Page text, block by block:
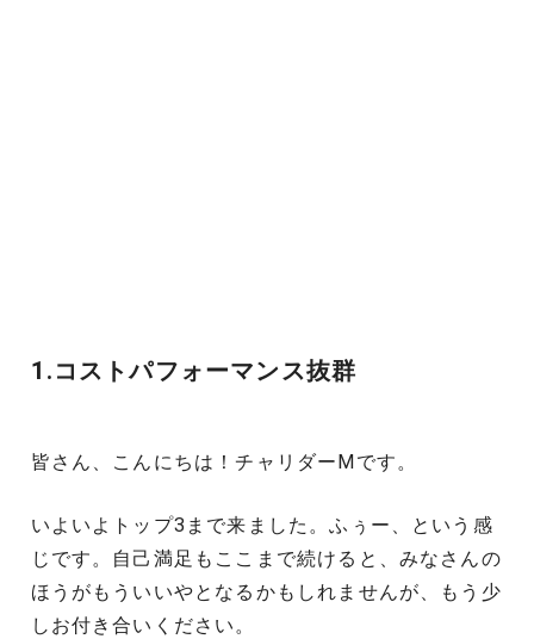
1.コストパフォーマンス抜群
皆さん、こんにちは！チャリダーMです。
いよいよトップ3まで来ました。ふぅー、という感
じです。自己満足もここまで続けると、みなさんの
ほうがもういいやとなるかもしれませんが、もう少
しお付き合いください。